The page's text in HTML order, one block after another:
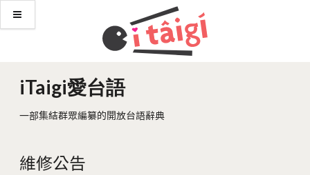
iTaigi愛台語
一部集結群眾編纂的開放台語辭典
維修公告